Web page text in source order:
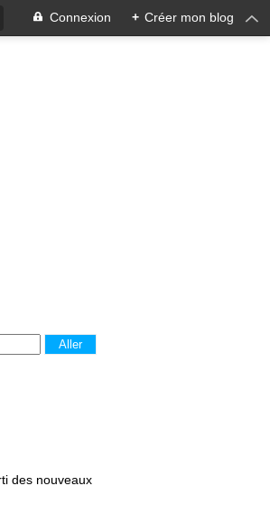
Connexion + Créer mon blog
des nouveaux